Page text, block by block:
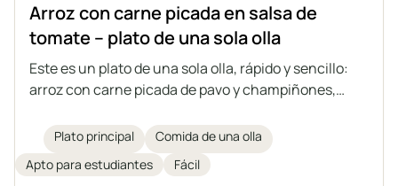
Arroz con carne picada en salsa de
tomate – plato de una sola olla
Este es un plato de una sola olla, rápido y sencillo:
arroz con carne picada de pavo y champiñones,
para la comida o como relleno para tortillas, crepes o
piadina. Al día siguiente, cuando espesa, sabe aún
mejor.
Plato principal
Comida de una olla
Apto para estudiantes
Fácil